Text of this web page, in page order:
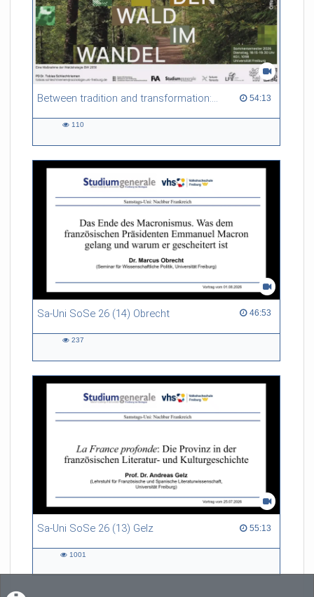
Between tradition and transformation: how owners, advisers and institutions co-create knowledge for resilient forests in Europe 54:13
54:13 duration
110
Sa-Uni SoSe 26 (14) Obrecht 46:53
46:53 duration
237
Sa-Uni SoSe 26 (13) Gelz 55:13
55:13 duration
1001